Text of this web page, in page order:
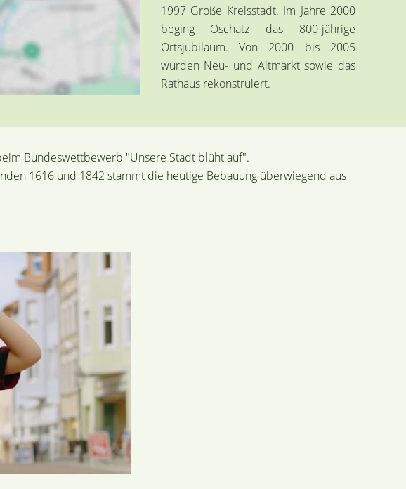
1997 Große Kreisstadt. Im Jahre 2000
beging Oschatz das 800-jährige
Ortsjubiläum. Von 2000 bis 2005
wurden Neu- und Altmarkt sowie das
Rathaus rekonstruiert.
Bundeswettbewerb "Unsere Stadt blüht auf".
1616 und 1842 stammt die heutige Bebauung überwiegend aus